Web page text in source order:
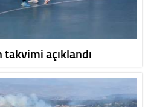
açıklandı